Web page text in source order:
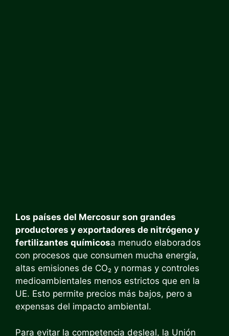
Los países del Mercosur son grandes
productores y exportadores de nitrógeno y
fertilizantes químicosa menudo elaborados
con procesos que consumen mucha energía,
altas emisiones de CO₂ y normas y controles
medioambientales menos estrictos que en la
UE. Esto permite precios más bajos, pero a
expensas del impacto ambiental.
Para evitar la competencia desleal, la Unión